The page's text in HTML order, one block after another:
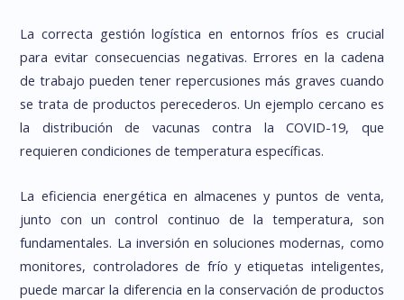
La correcta gestión logística en entornos fríos es crucial
para evitar consecuencias negativas. Errores en la cadena
de trabajo pueden tener repercusiones más graves cuando
se trata de productos perecederos. Un ejemplo cercano es
la distribución de vacunas contra la COVID-19, que
requieren condiciones de temperatura específicas.
La eficiencia energética en almacenes y puntos de venta,
junto con un control continuo de la temperatura, son
fundamentales. La inversión en soluciones modernas, como
monitores, controladores de frío y etiquetas inteligentes,
puede marcar la diferencia en la conservación de productos